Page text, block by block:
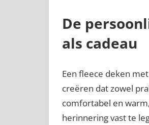
De
als cadeau
Een fleece deken
creëren dat zowel
comfortabel en
herinnering vast te